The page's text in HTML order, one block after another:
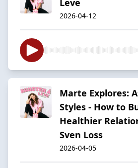
2026-04-12
Marte Explores:
Styles - How to
Healthier
Sven Loss
2026-04-05